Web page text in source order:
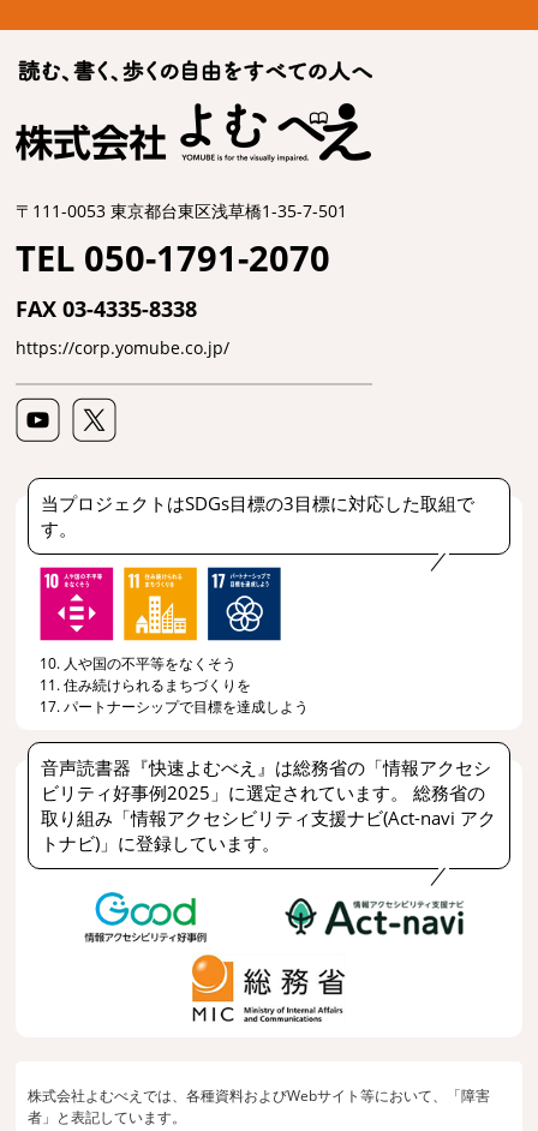
〒111-0053 東京都台東区浅草橋1-35-7-501
TEL 050-1791-2070
FAX 03-4335-8338
https://corp.yomube.co.jp/
当プロジェクトはSDGs目標の3目標に対応した取組で
す。
10. 人や国の不平等をなくそう
11. 住み続けられるまちづくりを
17. パートナーシップで目標を達成しよう
音声読書器『快速よむべえ』は総務省の「情報アクセシ
ビリティ好事例2025」に選定されています。 総務省の
取り組み「情報アクセシビリティ支援ナビ(Act-navi アク
トナビ)」に登録しています。
株式会社よむべえでは、各種資料およびWebサイト等において、「障害
者」と表記しています。